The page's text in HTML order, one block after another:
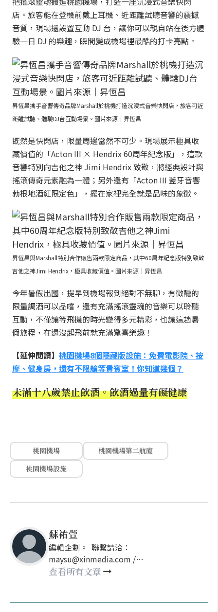
店。旅客能在登機前戴上耳機、近距離試聽音響的震撼
音質，現場還設置互動 DJ 台，讓你可以親自站在後方體
驗一日 DJ 的樂趣，瞬間變成機場裡最酷的打卡亮點。
昇恆昌攜手音響傳奇品牌Marshall於桃機打造沉浸式音樂快閃店，旅客可近
距離試聽、體驗DJ台互動場景。圖片來源｜昇恆昌
既然是快閃店，限量周邊當然不可少。現場展示極具收
藏價值的「Acton III × Hendrix 60周年紀念版」，這款
音響特別向吉他之神 Jimi Hendrix 致敬，將經典設計與
搖滾傳奇元素融為一體；另外還有「Acton III 藍牙音響
勃根地酒紅限定色」，擺在家裡完全就是品味的象徵。
昇恆昌與Marshall特別合作販售兩款限定商品，其中60周年紀念版特別致敬
吉他之神Jimi Hendrix，極具收藏價值。圖片來源｜昇恆昌
今年暑假出國，提早到機場報到絕對不無聊，有微醺的
限量調酒可以品嚐，還有充滿搖滾靈魂的音樂可以聆聽
互動，不僅讓等飛機的時光變得多元精彩，也讓這趟暑
假旅程，在還沒起飛前就充滿驚喜樂趣！
【延伸閱讀】 桃園機場8個隱藏版設施：免費電影院、按
摩、健身房，還有不限艙等貴賓室！你知道幾個？
未滿十八歲禁止飲酒。飲酒過量有礙健康
桃園機場
桃園機場第二航廈
桃園機場設施
蘇祐萱
編輯企劃。 聯繫請洽：
maysu@xinmedia.com /
may860527@gmail.com
查看所有文章